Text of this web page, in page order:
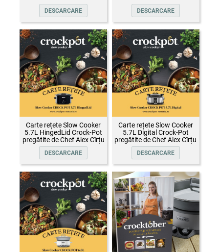
DESCARCARE DESCARCARE
Carte rețete Slow Cooker
5.7L HingedLid Crock-Pot
pregătite de Chef Alex Cîrțu
DESCARCARE
Carte rețete Slow Cooker
5.7L Digital Crock-Pot
pregătite de Chef Alex Cîrțu
DESCARCARE